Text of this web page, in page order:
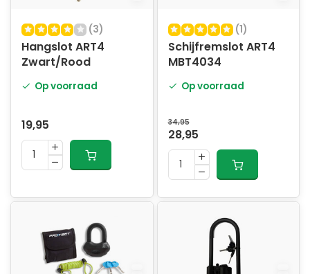
(3)
Hangslot ART4
Zwart/Rood
Op voorraad
19,95
(1)
Schijfremslot ART4
MBT4034
Op voorraad
34,95
28,95